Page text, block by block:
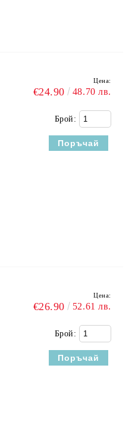
Цена:
€24.90 48.70 лв.
Брой:
Цена:
€26.90 52.61 лв.
Брой: